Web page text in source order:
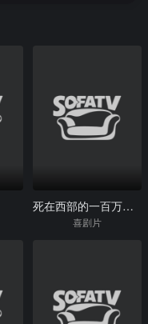
死在西部的一百万种方式
喜剧片